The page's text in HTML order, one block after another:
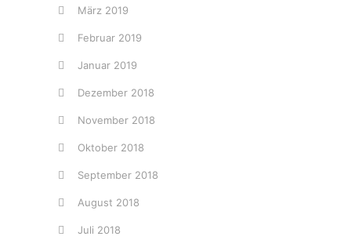
März 2019
Februar 2019
Januar 2019
Dezember 2018
November 2018
Oktober 2018
September 2018
August 2018
Juli 2018